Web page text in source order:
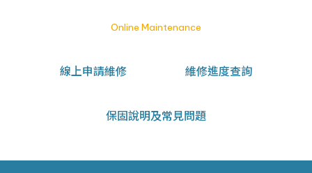
Online Maintenance
線上申請維修 維修進度查詢
保固說明及常見問題